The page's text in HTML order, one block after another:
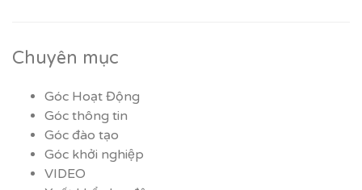
Chuyên mục
Góc Hoạt Động
Góc thông tin
Góc đào tạo
Góc khởi nghiệp
VIDEO